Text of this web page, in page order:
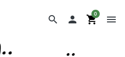
search  shopping_cart
0 menu